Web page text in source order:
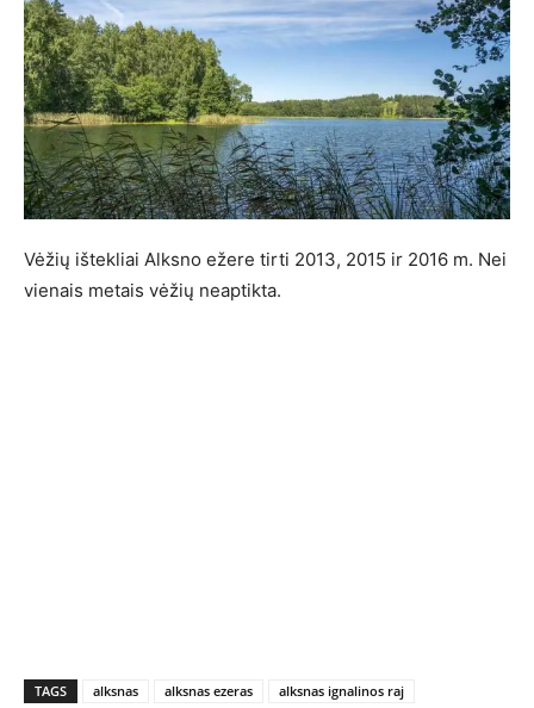
Vėžių ištekliai Alksno ežere tirti 2013, 2015 ir 2016 m. Nei
vienais metais vėžių neaptikta.
TAGS alksnas alksnas ezeras
alksnas ignalinos raj